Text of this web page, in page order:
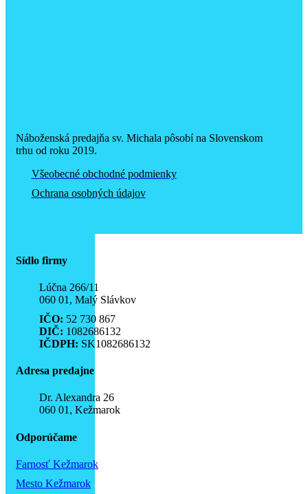
Náboženská predajňa sv. Michala pôsobí na Slovenskom
trhu od roku 2019.
Všeobecné obchodné podmienky
Ochrana osobných údajov
Sídlo firmy
Lúčna 266/11
060 01, Malý Slávkov
IČO: 52 730 867
DIČ: 1082686132
IČDPH: SK1082686132
Adresa predajne
Dr. Alexandra 26
060 01, Kežmarok
Odporúčame
Farnosť Kežmarok
Mesto Kežmarok